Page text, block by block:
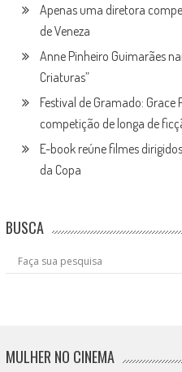
Apenas uma diretora
de Veneza
Anne Pinheiro Guimarães
Criaturas”
Festival de Gramado:
competição de longa de
E-book reúne filmes
da Copa
BUSCA
MULHER NO CINEMA